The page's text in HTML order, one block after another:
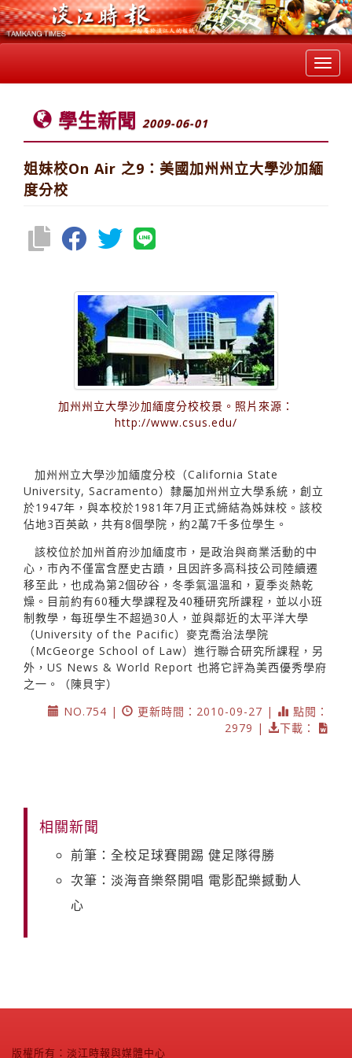
學生新聞 2009-06-01
姐妹校On Air 之9：美國加州州立大學沙加緬
度分校
加州州立大學沙加緬度分校校景。照片來源：
http://www.csus.edu/
加州州立大學沙加緬度分校（California State
University, Sacramento）隸屬加州州立大學系統，創立
於1947年，與本校於1981年7月正式締結為姊妹校。該校
佔地3百英畝，共有8個學院，約2萬7千多位學生。
該校位於加州首府沙加緬度市，是政治與商業活動的中
心，市內不僅富含歷史古蹟，且因許多高科技公司陸續遷
移至此，也成為第2個矽谷，冬季氣溫溫和，夏季炎熱乾
燥。目前約有60種大學課程及40種研究所課程，並以小班
制教學，每班學生不超過30人，並與鄰近的太平洋大學
（University of the Pacific）麥克喬治法學院
（McGeorge School of Law）進行聯合研究所課程，另
外，US News & World Report 也將它評為美西優秀學府
之一。（陳貝宇）
NO.754 |
更新時間：2010-09-27 |
點閱：
2979 |
下載：
相關新聞
前筆：全校足球賽開踢 健足隊得勝
次筆：淡海音樂祭開唱 電影配樂撼動人
心
版權所有：淡江時報與媒體中心